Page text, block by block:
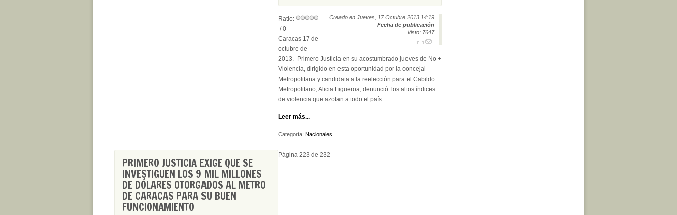
Creado en Jueves, 17 Octubre 2013 14:19
Fecha de publicación
Visto: 7647
Ratio:
/ 0
Caracas 17 de
octubre de
2013.- Primero Justicia en su acostumbrado jueves de No +
Violencia, dirigido en esta oportunidad por la concejal
Metropolitana y candidata a la reelección para el Cabildo
Metropolitano, Alicia Figueroa, denunció los altos índices
de violencia que azotan a todo el país.
Leer más...
Categoría: Nacionales
PRIMERO JUSTICIA EXIGE QUE SE
INVESTIGUEN LOS 9 MIL MILLONES
DE DÓLARES OTORGADOS AL METRO
DE CARACAS PARA SU BUEN
FUNCIONAMIENTO
Página 223 de 232